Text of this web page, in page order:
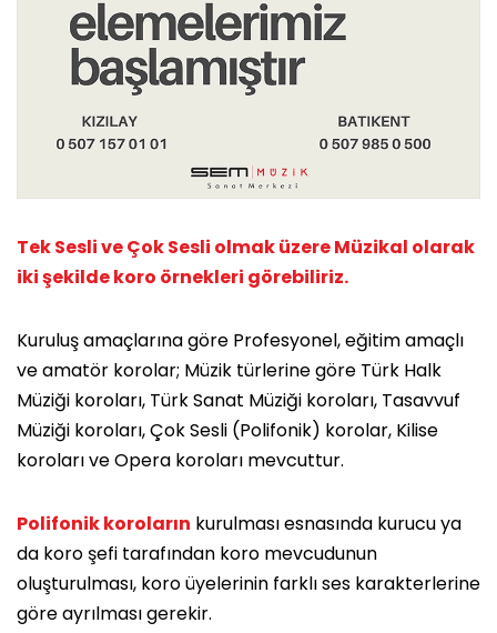
Tek Sesli ve Çok Sesli olmak üzere Müzikal olarak
iki şekilde koro örnekleri görebiliriz.
Kuruluş amaçlarına göre Profesyonel, eğitim amaçlı
ve amatör korolar; Müzik türlerine göre Türk Halk
Müziği koroları, Türk Sanat Müziği koroları, Tasavvuf
Müziği koroları, Çok Sesli (Polifonik) korolar, Kilise
koroları ve Opera koroları mevcuttur.
Polifonik koroların kurulması esnasında kurucu ya
da koro şefi tarafından koro mevcudunun
oluşturulması, koro üyelerinin farklı ses karakterlerine
göre ayrılması gerekir.